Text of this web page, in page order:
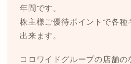
年間です。
株主様ご優待ポイントで各種
出来ます。
コロワイドグループの店舗の